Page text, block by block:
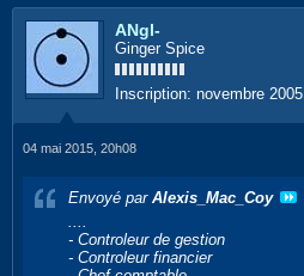
ANgI-
Ginger Spice
Inscription: novembre 2005
04 mai 2015, 20h08
Envoyé par Alexis_Mac_Coy
....
- Controleur de gestion
- Controleur financier